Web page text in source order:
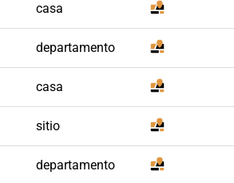
casa
departamento
casa
sitio
departamento